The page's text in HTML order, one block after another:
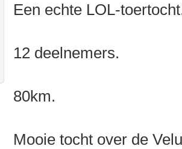
Een echte LOL-
12 deelnemers.
80km.
Mooie tocht over de